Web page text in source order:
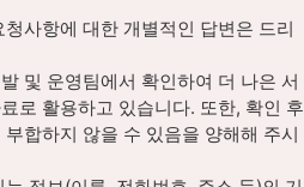
사항에 대한 개별적인 답변은 드리
및 운영팀에서 확인하여 더 나은 서
로 활용하고 있습니다. 또한, 확인 후
합하지 않을 수 있음을 양해해 주시